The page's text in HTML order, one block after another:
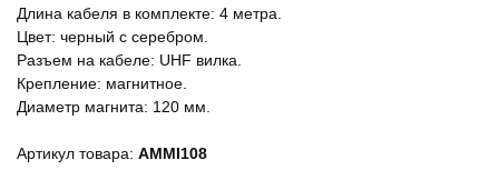
Длина кабеля в комплекте: 4 метра.
Цвет: черный с серебром.
Разъем на кабеле: UHF вилка.
Крепление: магнитное.
Диаметр магнита: 120 мм.
Артикул товара: AMMI108